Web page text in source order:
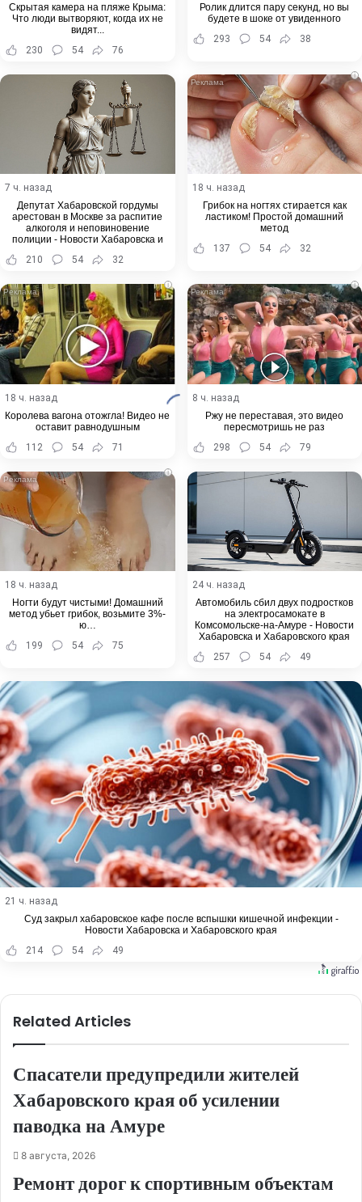
Скрытая камера на пляже Крыма:
Что люди вытворяют, когда их не
видят...
230
54 76
Ролик длится пару секунд, но вы
будете в шоке от увиденного
293
54 38
7 ч. назад
Депутат Хабаровской гордумы
арестован в Москве за распитие
алкоголя и неповиновение
полиции - Новости Хабаровска и
210 54 32
i
18 ч. назад
Грибок на ногтях стирается как
ластиком! Простой домашний
метод
137
54 32
i
18 ч. назад
Королева вагона отожгла! Видео не
оставит равнодушным
112
54 71
i
8 ч. назад
Ржу не переставая, это видео
пересмотришь не раз
298
54 79
i
18 ч. назад
Ногти будут чистыми! Домашний
метод убьет грибок, возьмите 3%-
ю…
199
54 75
24 ч. назад
Автомобиль сбил двух подростков
на электросамокате в
Комсомольске-на-Амуре - Новости
Хабаровска и Хабаровского края
257
54 49
21 ч. назад
Суд закрыл хабаровское кафе после вспышки кишечной инфекции -
Новости Хабаровска и Хабаровского края
214
54 49
Related Articles
Спасатели предупредили жителей
Хабаровского края об усилении
паводка на Амуре
8 августа, 2026
Ремонт дорог к спортивным объектам